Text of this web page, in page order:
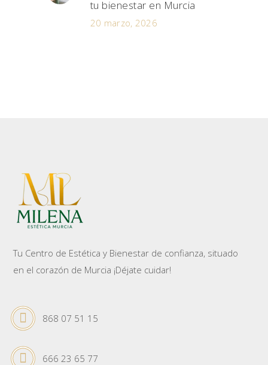
tu bienestar en Murcia
20 marzo, 2026
Tu Centro de Estética y Bienestar de confianza, situado
en el corazón de Murcia ¡Déjate cuidar!
868 07 51 15
666 23 65 77